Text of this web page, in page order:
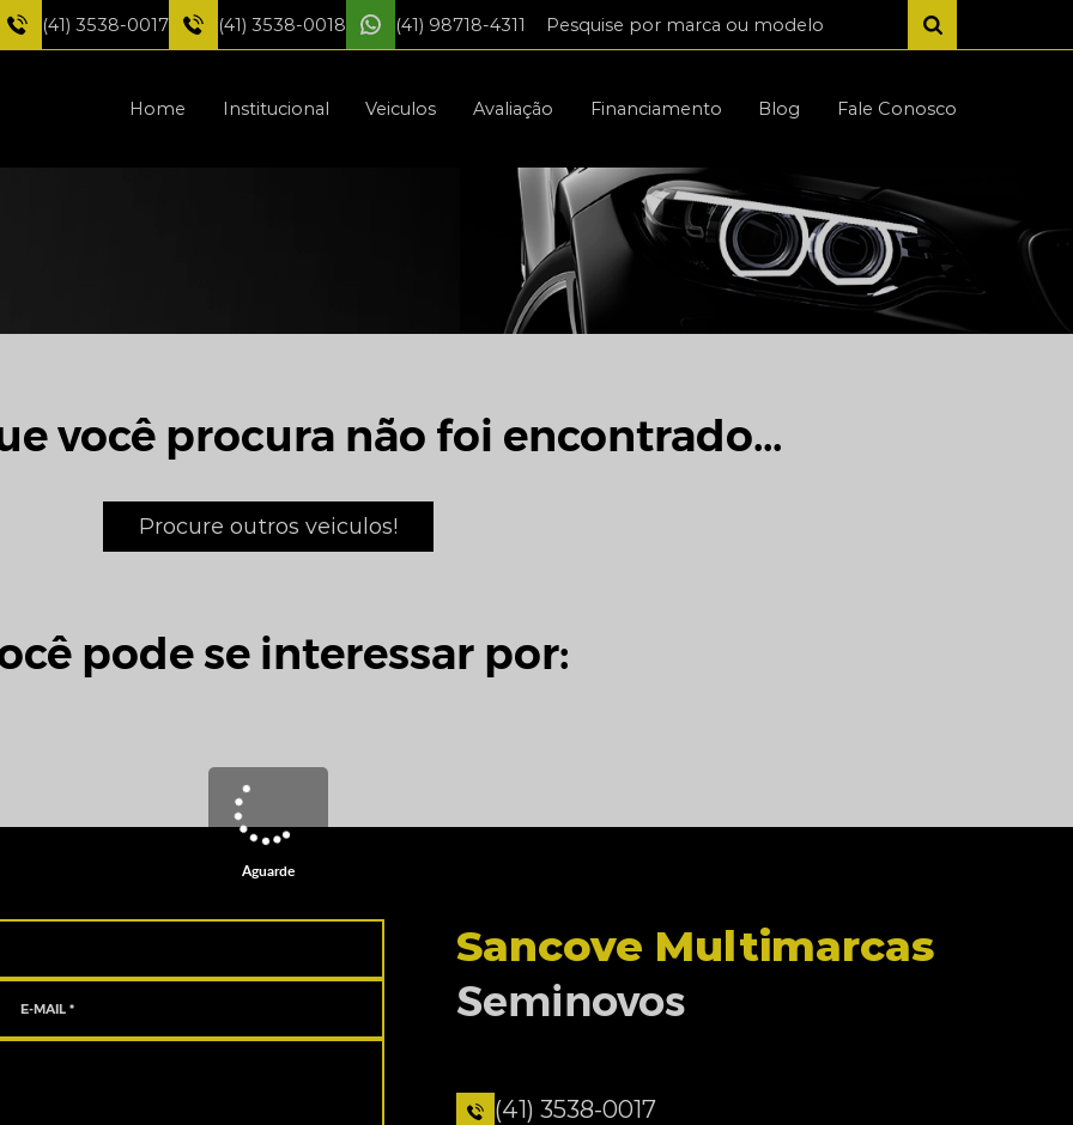
(41) 3538-0017 (41) 3538-0018 (41) 98718-4311
Home Institucional Veiculos Avaliação Financiamento Blog Fale Conosco
você procura não foi encontrado...
Procure outros veiculos!
pode se interessar por:
Sancove Multimarcas
Seminovos
(41) 3538-0017
Aguarde